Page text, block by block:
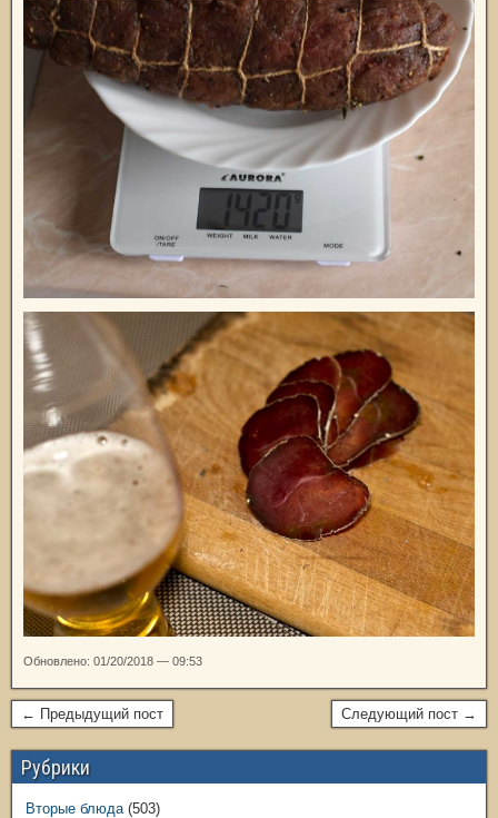
Обновлено: 01/20/2018 — 09:53
← Предыдущий пост Следующий пост →
Рубрики
Вторые блюда (503)